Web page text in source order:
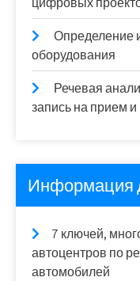
Определение
оборудования
Речевая
запись на прием
Информация
7 ключей,
автоцентров по
автомобилей